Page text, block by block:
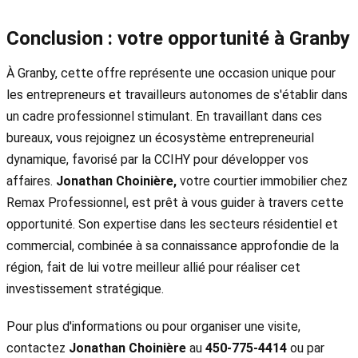
Conclusion : votre opportunité à Granby
À Granby, cette offre représente une occasion unique pour
les entrepreneurs et travailleurs autonomes de s'établir dans
un cadre professionnel stimulant. En travaillant dans ces
bureaux, vous rejoignez un écosystème entrepreneurial
dynamique, favorisé par la CCIHY pour développer vos
affaires. Jonathan Choinière, votre courtier immobilier chez
Remax Professionnel, est prêt à vous guider à travers cette
opportunité. Son expertise dans les secteurs résidentiel et
commercial, combinée à sa connaissance approfondie de la
région, fait de lui votre meilleur allié pour réaliser cet
investissement stratégique.
Pour plus d'informations ou pour organiser une visite,
contactez Jonathan Choinière au 450-775-4414 ou par